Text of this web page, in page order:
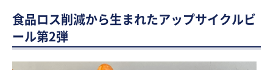
食品ロス削減から生まれたアップサイクルビ
ール第2弾